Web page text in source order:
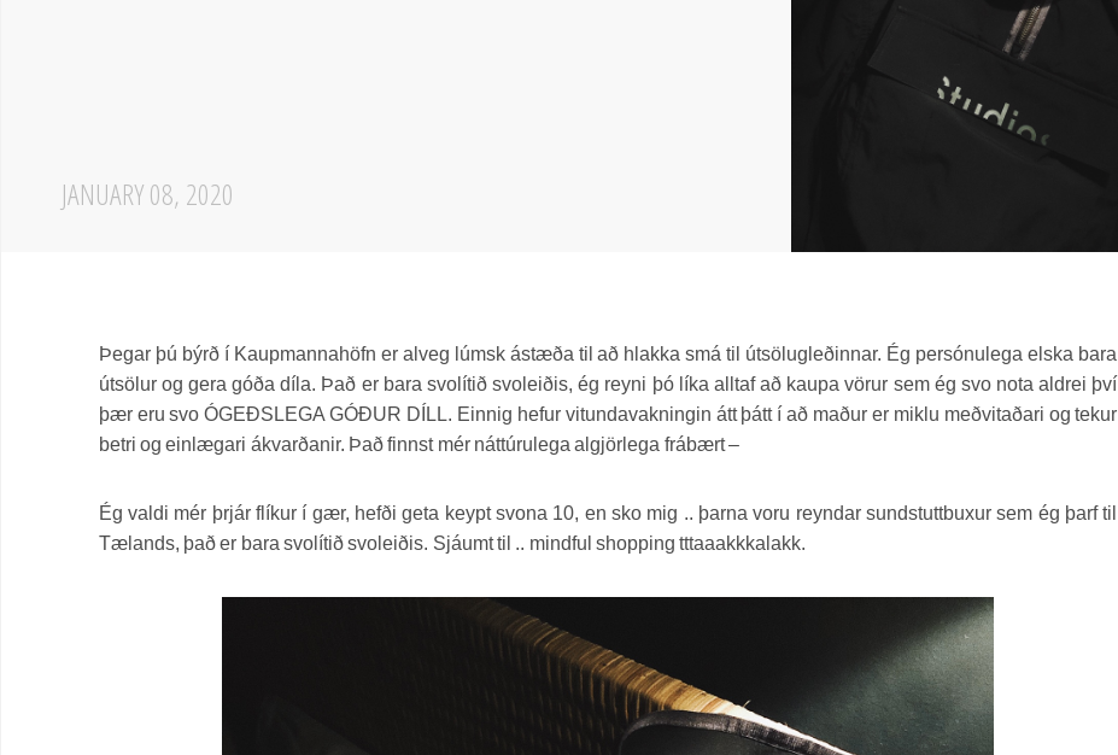
JANUARY 08, 2020
Þegar þú býrð í Kaupmannahöfn er alveg lúmsk ástæða til að hlakka smá til útsölugleðinnar. Ég persónulega elska bara
útsölur og gera góða díla. Það er bara svolítið svoleiðis, ég reyni þó líka alltaf að kaupa vörur sem ég svo nota aldrei því
þær eru svo ÓGEÐSLEGA GÓÐUR DÍLL. Einnig hefur vitundavakningin átt þátt í að maður er miklu meðvitaðari og tekur
betri og einlægari ákvarðanir. Það finnst mér náttúrulega algjörlega frábært –
Ég valdi mér þrjár flíkur í gær, hefði geta keypt svona 10, en sko mig .. þarna voru reyndar sundstuttbuxur sem ég þarf til
Tælands, það er bara svolítið svoleiðis. Sjáumt til .. mindful shopping tttaaakkkalakk.